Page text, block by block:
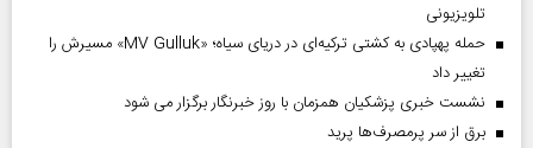
تلویزیونی
حمله پهپادی به کشتی ترکیه‌ای در دریای سیاه؛ «MV Gulluk» مسیرش را
تغییر داد
نشست خبری پزشکیان همزمان با روز خبرنگار برگزار می شود
برق از سر پرمصرف‌ها پرید